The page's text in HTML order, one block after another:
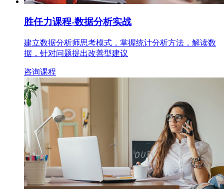
胜任力课程-数据分析实战
建立数据分析师思考模式，掌握统计分析方法，解读数
据，针对问题提出改善型建议
咨询课程